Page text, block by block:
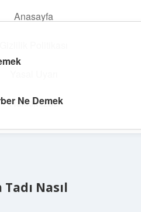
Anasayfa
Hakkımızda
projelerini canlandır!
Nasıl
Ne Demek